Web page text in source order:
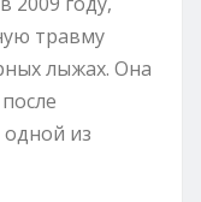
травму
лыжах. Она
из